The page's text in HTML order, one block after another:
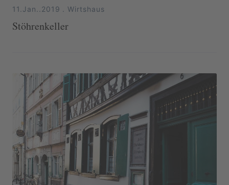
11.Jan..2019 . Wirtshaus
Stöhrenkeller